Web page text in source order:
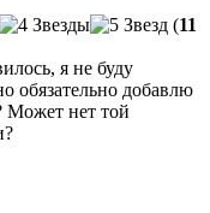
(11
я не буду
обязательно добавлю
нет той